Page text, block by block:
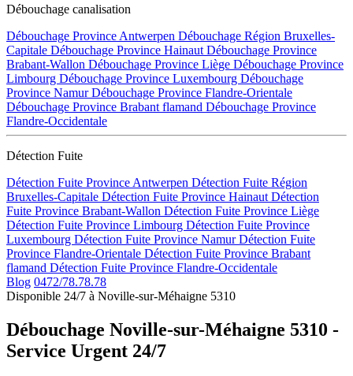
Débouchage canalisation
Débouchage Province Antwerpen Débouchage Région Bruxelles-
Capitale Débouchage Province Hainaut Débouchage Province
Brabant-Wallon Débouchage Province Liège Débouchage Province
Limbourg Débouchage Province Luxembourg Débouchage
Province NamurDébouchage Province Flandre-Orientale
Débouchage Province Brabant flamand Débouchage Province
Flandre-Occidentale
Détection Fuite
Détection Fuite Province Antwerpen Détection Fuite Région
Bruxelles-Capitale Détection Fuite Province Hainaut Détection
Fuite Province Brabant-Wallon Détection Fuite Province Liège
Détection Fuite Province Limbourg Détection Fuite Province
Luxembourg Détection Fuite Province NamurDétection Fuite
Province Flandre-Orientale Détection Fuite Province Brabant
flamand Détection Fuite Province Flandre-Occidentale
Blog 0472/78.78.78
Disponible 24/7 à Noville-sur-Méhaigne 5310
Débouchage Noville-sur-Méhaigne 5310 -
Service Urgent 24/7